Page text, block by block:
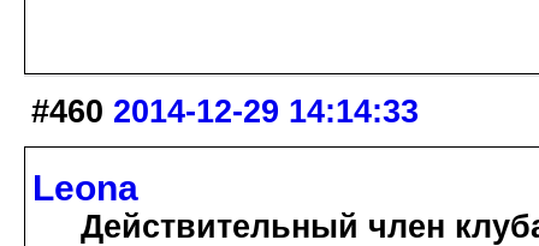
#460 2014-12-29 14:14:33
Leona
Действительный член